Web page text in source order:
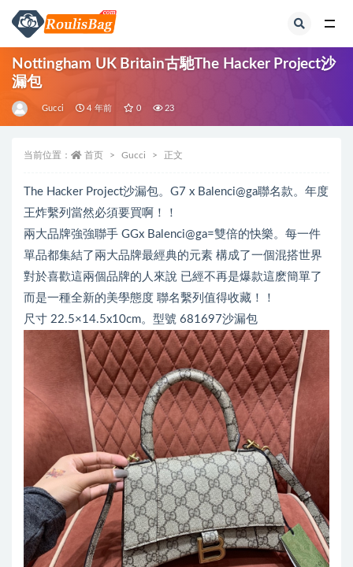
Nottingham UK Britain古馳The Hacker Project沙
漏包
Gucci 4 年前 0 23
当前位置： 首页 Gucci 正文
The Hacker Project沙漏包。G7 x Balenci@ga聯名款。年度
王炸繫列當然必須要買啊！！
兩大品牌強強聯手 GGx Balenci@ga=雙倍的快樂️。每一件
單品都集結了兩大品牌最經典的元素 構成了一個混搭世界
對於喜歡這兩個品牌的人來說 已經不再是爆款這麽簡單了
而是一種全新的美學態度 聯名繫列值得收藏！！
尺寸 22.5×14.5x10cm。型號 681697沙漏包